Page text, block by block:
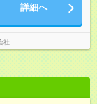
詳細へ
社